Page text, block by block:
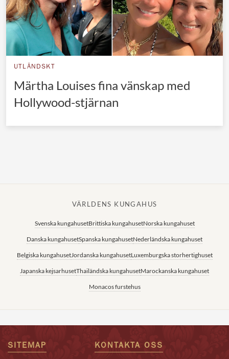
UTLÄNDSKT
Märtha Louises fina vänskap med
Hollywood-stjärnan
VÄRLDENS KUNGAHUS
Svenska kungahusetBrittiska kungahusetNorska kungahuset
Danska kungahusetSpanska kungahusetNederländska kungahuset
Belgiska kungahusetJordanska kungahusetLuxemburgska storhertighuset
Japanska kejsarhusetThailändska kungahusetMarockanska kungahuset
Monacos furstehus
SITEMAP KONTAKTA OSS